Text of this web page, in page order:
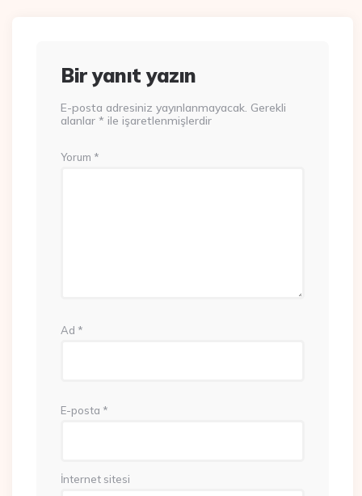
Bir yanıt yazın
E-posta adresiniz yayınlanmayacak. Gerekli
alanlar * ile işaretlenmişlerdir
Yorum *
Ad *
E-posta *
İnternet sitesi